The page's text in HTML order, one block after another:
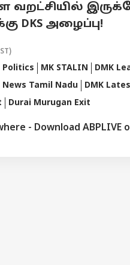
வறட்சியில்
DKS அழைப்பு!
Politics MK STALIN DMK
Tamil Nadu
DMK
Durai Murugan Exit
- Download ABPLIVE